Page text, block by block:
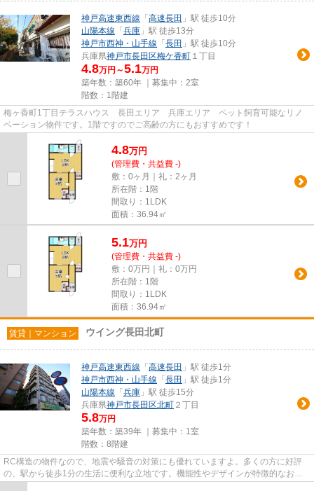
神戸高速東西線 「 高速長田 」駅 徒歩10分
山陽本線 「 兵庫 」駅 徒歩13分
神戸市西神・山手線 「 長田 」駅 徒歩10分
兵庫県神戸市長田区梅ケ香町 １丁目
4.8万円～5.1万円
築年数：築60年 ｜募集中： 2室
階数：1階建
梅ヶ香町1丁目テラスハウス 長田エリア 兵庫エリア ペット飼育可能なリノ
ベーション物件です。1階ですのでご高齢の方にもおすすめです！
4.8万円
(管理費・共益費 -)
敷：0ヶ月｜礼：2ヶ月
所在階：1階
間取り：1LDK
面積：36.94㎡
5.1万円
(管理費・共益費 -)
敷：0万円｜礼：0万円
所在階：1階
間取り：1LDK
面積：36.94㎡
賃貸｜マンション ウイング長田北町
神戸高速東西線 「 高速長田 」駅 徒歩1分
神戸市西神・山手線 「 長田 」駅 徒歩1分
山陽本線 「 兵庫 」駅 徒歩15分
兵庫県神戸市長田区北町 ２丁目
5.8万円
築年数：築39年 ｜募集中： 1室
階数：8階建
RC構造の物件なので、地震や騒音の対策にも優れていますよ。多くの方に好評
の、駅から徒歩1分の生活に便利な立地です。機能性やデザインが特徴的なお部